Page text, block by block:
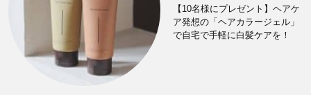
【10名様にプレゼント】ヘアケ
ア発想の「ヘアカラージェル」
で自宅で手軽に白髪ケアを！